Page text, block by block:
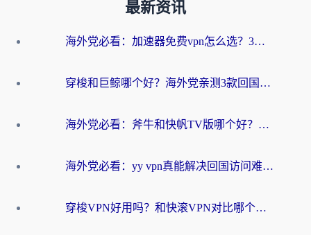
最新资讯
海外党必看：加速器免费vpn怎么选？3步教你无缝访问国内资源
穿梭和巨鲸哪个好？海外党亲测3款回国加速器，教你避开90%的坑
海外党必看：斧牛和快帆TV版哪个好？3分钟选对回国加速器，无缝刷B站、追热剧
海外党必看：yy vpn真能解决回国访问难题？附云极initap测评+免费方案对比
穿梭VPN好用吗？和快滚VPN对比哪个回国效果更好？海外党选回国加速器必看指南